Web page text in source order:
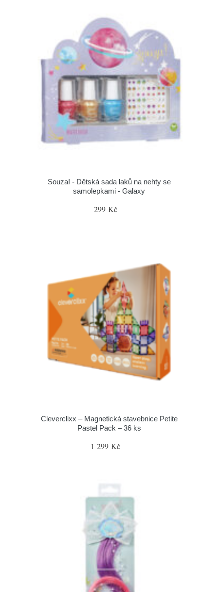
Souza! - Dětská sada laků na nehty se
samolepkami - Galaxy
299 Kč
Cleverclixx – Magnetická stavebnice Petite
Pastel Pack – 36 ks
1 299 Kč